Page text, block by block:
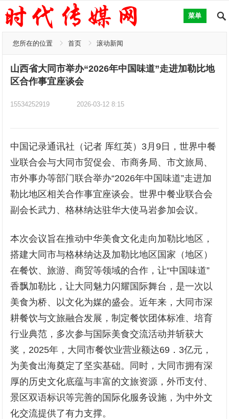
菜单
您所在的位置 首页 滚动新闻
山西省大同市举办“2026年中国味道”走进加勒比地
区合作事宜座谈会
15534252919 2026-03-12 8:15
中国记录通讯社（记者 厍红英）3月9日，世界中餐
业联合会与大同市贸促会、市商务局、市文旅局、
市外事办等部门联合举办“2026年中国味道”走进加
勒比地区相关合作事宜座谈会。世界中餐业联合会
副会长武力、格林纳达驻华大使马岩参加会议。
本次会议旨在推动中华美食文化走向加勒比地区，
搭建大同市与格林纳达及加勒比地区国家（地区）
在餐饮、旅游、商贸等领域的合作，让“中国味道”
香飘加勒比，让大同魅力闪耀国际舞台，是一次以
美食为桥、以文化为媒的盛会。近年来，大同市深
耕餐饮与文旅融合发展，制定餐饮团体标准、培育
行业典范，多次参与国际美食交流活动并斩获大
奖，2025年，大同市餐饮业营业额达69．3亿元，
为美食出海奠定了坚实基础。同时，大同市拥有深
厚的历史文化底蕴与丰富的文旅资源，外币支付、
景区双语标识等完善的国际化服务设施，为中外文
化交流提供了有力支撑。